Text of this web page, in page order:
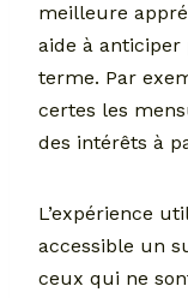
meilleure
aide à
terme. Par
certes les
des intérêts à
L’expérience
accessible un
ceux qui ne